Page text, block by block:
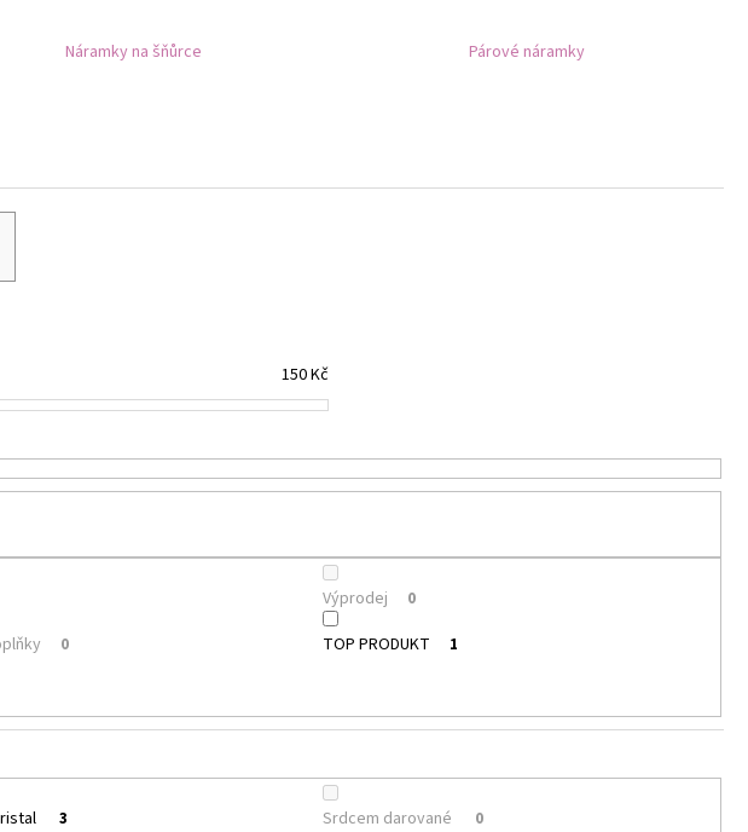
Náramky na šňůrce Párové náramky
150Kč
Výprodej 0
0 TOP PRODUKT 1
3 Srdcem darované 0